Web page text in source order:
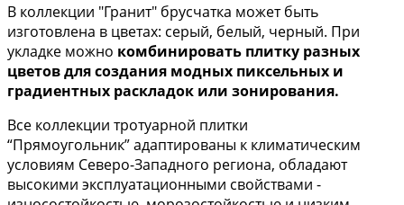
В коллекции "Гранит" брусчатка может быть
изготовлена в цветах: серый, белый, черный. При
укладке можно комбинировать плитку разных
цветов для создания модных пиксельных и
градиентных раскладок или зонирования.
Все коллекции тротуарной плитки
“Прямоугольник” адаптированы к климатическим
условиям Северо-Западного региона, обладают
высокими эксплуатационными свойствами -